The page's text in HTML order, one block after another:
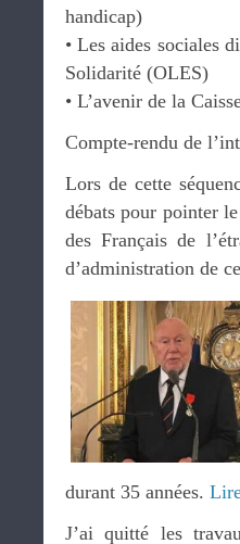
handicap)
• Les aides sociales
Solidarité (OLES)
• L’avenir de la
Compte-rendu de
Lors de cette
débats pour pointer
des Français de
d’administration de
durant 35 années.
J’ai quitté les